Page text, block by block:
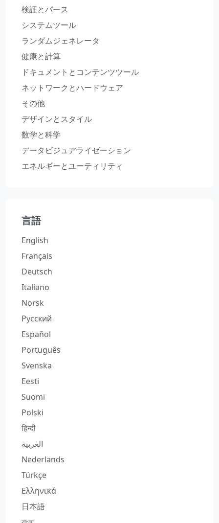
検証とパース
システムツール
ランダムジェネレータ
健康と計算
ドキュメントとコンテンツツール
ネットワークとハードウェア
その他
デザインとスタイル
数学と科学
データビジュアライゼーション
エネルギーとユーティリティ
言語
English
Français
Deutsch
Italiano
Norsk
Русский
Español
Português
Svenska
Eesti
Suomi
Polski
हिन्दी
العربية
Nederlands
Türkçe
Ελληνικά
日本語